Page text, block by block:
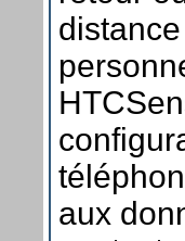
aux